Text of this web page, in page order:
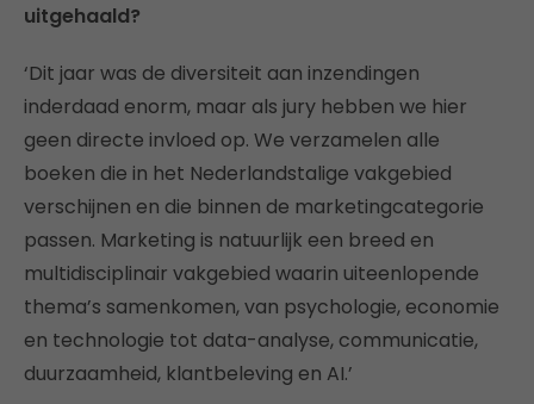
uitgehaald?
‘Dit jaar was de diversiteit aan inzendingen
inderdaad enorm, maar als jury hebben we hier
geen directe invloed op. We verzamelen alle
boeken die in het Nederlandstalige vakgebied
verschijnen en die binnen de marketingcategorie
passen. Marketing is natuurlijk een breed en
multidisciplinair vakgebied waarin uiteenlopende
thema’s samenkomen, van psychologie, economie
en technologie tot data-analyse, communicatie,
duurzaamheid, klantbeleving en AI.’